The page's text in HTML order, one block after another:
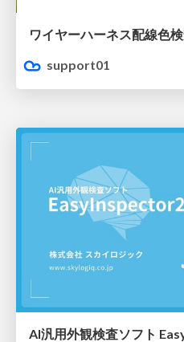
support01
AI汎用外観検査ソフト